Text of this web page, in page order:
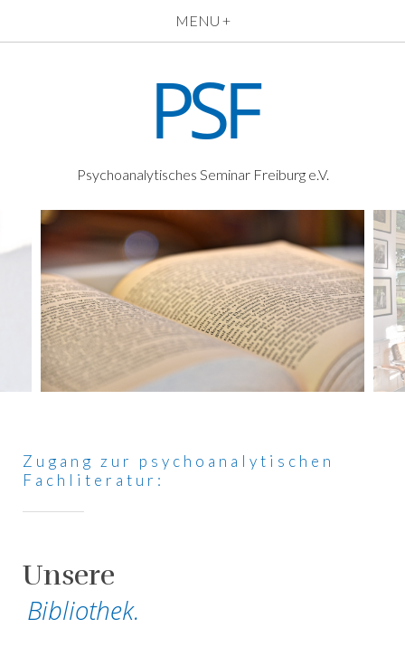
MENU +
PSF
Psychoanalytisches Seminar Freiburg e.V.
Zugang zur psychoanalytischen
Fachliteratur:
Unsere
Bibliothek.